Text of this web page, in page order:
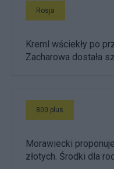
Rosja
Kreml wściekły po
Zacharowa dostała
800 plus
Morawiecki
złotych. Środki dla